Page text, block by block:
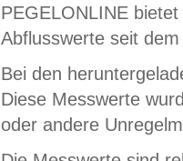
PEGELONLINE
Abflusswerte seit
Bei den
Diese Messwerte
oder andere